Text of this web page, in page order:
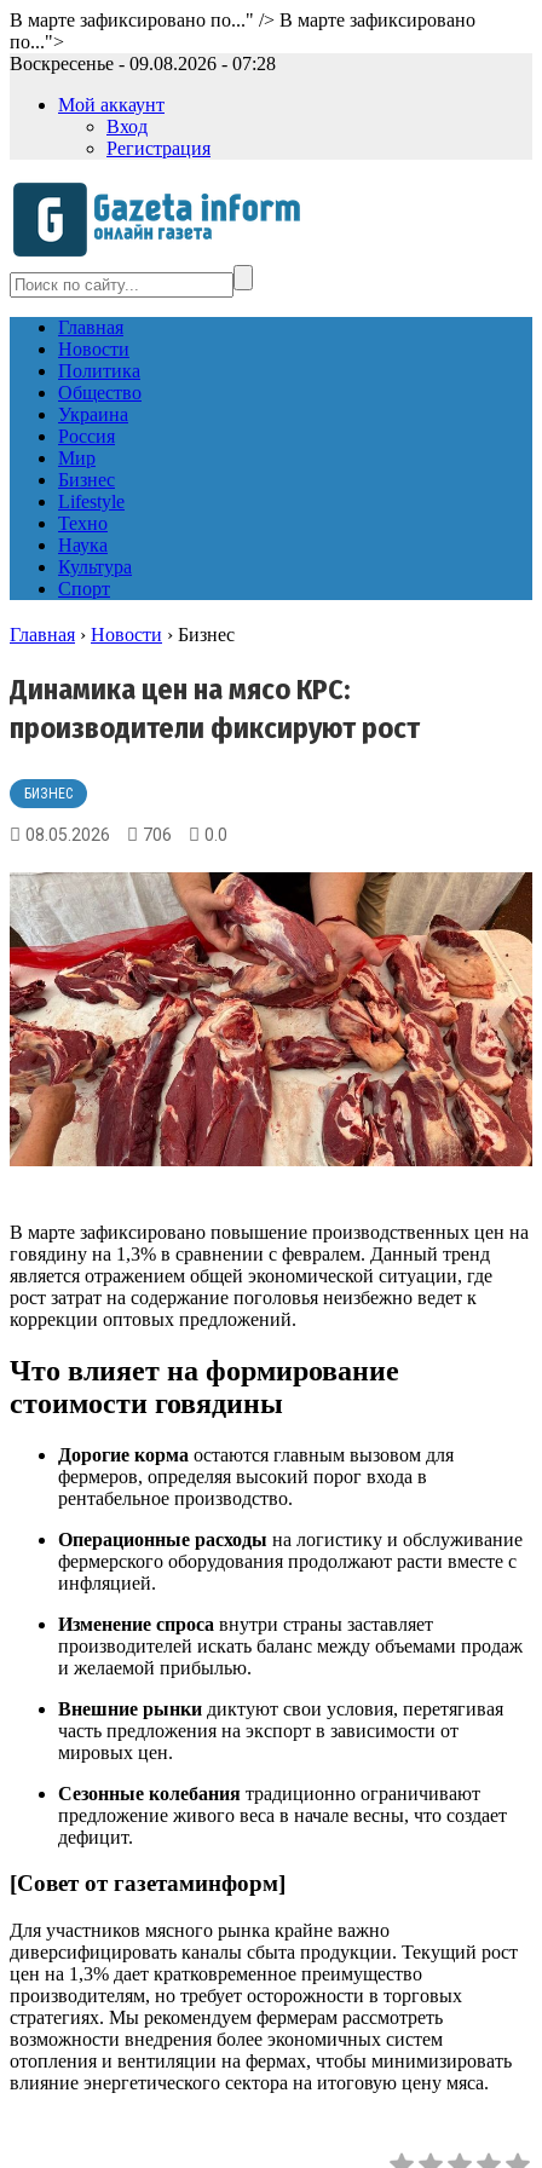
В марте зафиксировано по..." /> В марте зафиксировано
по...">
Воскресенье - 09.08.2026 - 07:28
Мой аккаунт
Вход
Регистрация
Главная
Новости
Политика
Общество
Украина
Россия
Мир
Бизнес
Lifestyle
Техно
Наука
Культура
Спорт
Главная › Новости › Бизнес
Динамика цен на мясо КРС:
производители фиксируют рост
БИЗНЕС
08.05.2026 706 0.0
В марте зафиксировано повышение производственных цен на
говядину на 1,3% в сравнении с февралем. Данный тренд
является отражением общей экономической ситуации, где
рост затрат на содержание поголовья неизбежно ведет к
коррекции оптовых предложений.
Что влияет на формирование
стоимости говядины
Дорогие корма остаются главным вызовом для
фермеров, определяя высокий порог входа в
рентабельное производство.
Операционные расходы на логистику и обслуживание
фермерского оборудования продолжают расти вместе с
инфляцией.
Изменение спроса внутри страны заставляет
производителей искать баланс между объемами продаж
и желаемой прибылью.
Внешние рынки диктуют свои условия, перетягивая
часть предложения на экспорт в зависимости от
мировых цен.
Сезонные колебания традиционно ограничивают
предложение живого веса в начале весны, что создает
дефицит.
[Совет от газетаминформ]
Для участников мясного рынка крайне важно
диверсифицировать каналы сбыта продукции. Текущий рост
цен на 1,3% дает кратковременное преимущество
производителям, но требует осторожности в торговых
стратегиях. Мы рекомендуем фермерам рассмотреть
возможности внедрения более экономичных систем
отопления и вентиляции на фермах, чтобы минимизировать
влияние энергетического сектора на итоговую цену мяса.